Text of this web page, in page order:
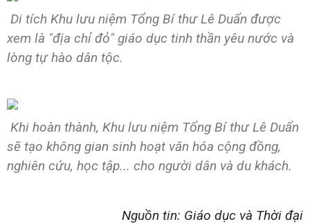
Di tích Khu lưu niệm Tổng Bí thư Lê Duẩn được
xem là "địa chỉ đỏ" giáo dục tinh thần yêu nước và
lòng tự hào dân tộc.
Khi hoàn thành, Khu lưu niệm Tổng Bí thư Lê Duẩn
sẽ tạo không gian sinh hoạt văn hóa cộng đồng,
nghiên cứu, học tập... cho người dân và du khách.
Nguồn tin: Giáo dục và Thời đại